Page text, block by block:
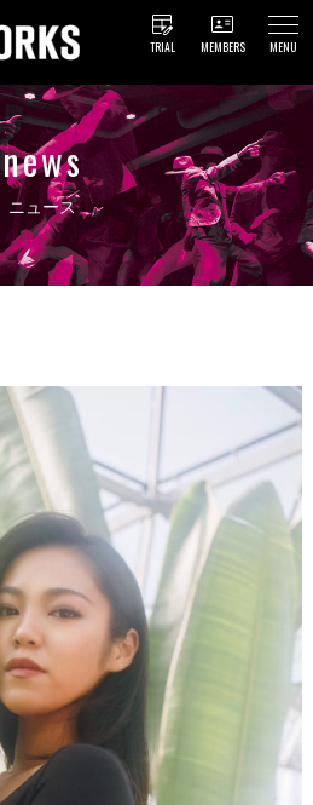
TRIAL MEMBERS MENU
news
ニュース